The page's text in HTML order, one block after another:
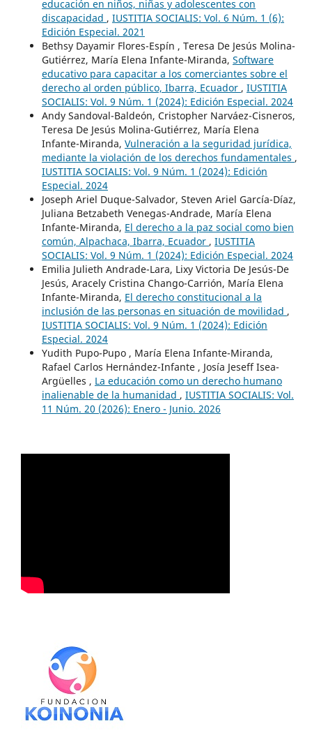
educación en niños, niñas y adolescentes con
discapacidad , IUSTITIA SOCIALIS: Vol. 6 Núm. 1 (6):
Edición Especial. 2021
Bethsy Dayamir Flores-Espín , Teresa De Jesús Molina-
Gutiérrez, María Elena Infante-Miranda, Software
educativo para capacitar a los comerciantes sobre el
derecho al orden público, Ibarra, Ecuador , IUSTITIA
SOCIALIS: Vol. 9 Núm. 1 (2024): Edición Especial. 2024
Andy Sandoval-Baldeón, Cristopher Narváez-Cisneros,
Teresa De Jesús Molina-Gutiérrez, María Elena
Infante-Miranda, Vulneración a la seguridad jurídica,
mediante la violación de los derechos fundamentales ,
IUSTITIA SOCIALIS: Vol. 9 Núm. 1 (2024): Edición
Especial. 2024
Joseph Ariel Duque-Salvador, Steven Ariel García-Díaz,
Juliana Betzabeth Venegas-Andrade, María Elena
Infante-Miranda, El derecho a la paz social como bien
común, Alpachaca, Ibarra, Ecuador , IUSTITIA
SOCIALIS: Vol. 9 Núm. 1 (2024): Edición Especial. 2024
Emilia Julieth Andrade-Lara, Lixy Victoria De Jesús-De
Jesús, Aracely Cristina Chango-Carrión, María Elena
Infante-Miranda, El derecho constitucional a la
inclusión de las personas en situación de movilidad ,
IUSTITIA SOCIALIS: Vol. 9 Núm. 1 (2024): Edición
Especial. 2024
Yudith Pupo-Pupo , María Elena Infante-Miranda,
Rafael Carlos Hernández-Infante , Josía Jeseff Isea-
Argüelles , La educación como un derecho humano
inalienable de la humanidad , IUSTITIA SOCIALIS: Vol.
11 Núm. 20 (2026): Enero - Junio. 2026